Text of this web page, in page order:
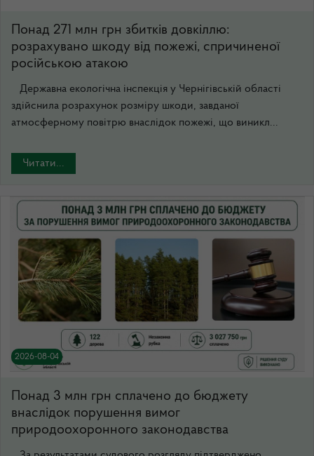
Понад 271 млн грн збитків довкіллю:
розрахувано шкоду від пожежі, спричиненої
російською атакою
Державна екологічна інспекція у Чернігівській області
здійснила розрахунок розміру шкоди, завданої
атмосферному повітрю внаслідок пожежі, що виникл...
Читати...
2026-08-04
Понад 3 млн грн сплачено до бюджету
внаслідок порушення вимог
природоохоронного законодавства